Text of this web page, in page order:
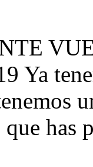
Ya
que